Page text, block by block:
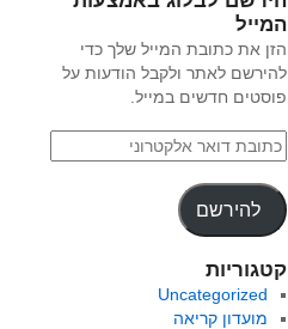
המייל
הזן את כתובת המייל שלך כדי
להירשם לאתר ולקבל הודעות על
פוסטים חדשים במייל.
להירשם
קטגוריות
Uncategorized
מועדון קריאה